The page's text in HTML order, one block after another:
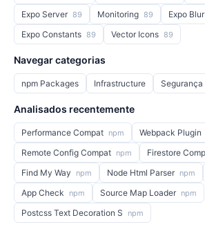
Expo Server 89 Monitoring 89 Expo Blur
Expo Constants 89 Vector Icons 89
Navegar categorias
npm Packages Infrastructure Segurança
Analisados recentemente
Performance Compat npm Webpack Plugin
Remote Config Compat npm Firestore
Find My Way npm Node Html Parser npm
App Check npm Source Map Loader npm
Postcss Text Decoration S npm